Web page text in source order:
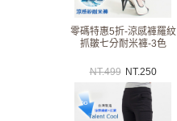
零碼特惠5折-涼感褲羅紋
抓皺七分耐米褲-3色
NT.499 NT.250